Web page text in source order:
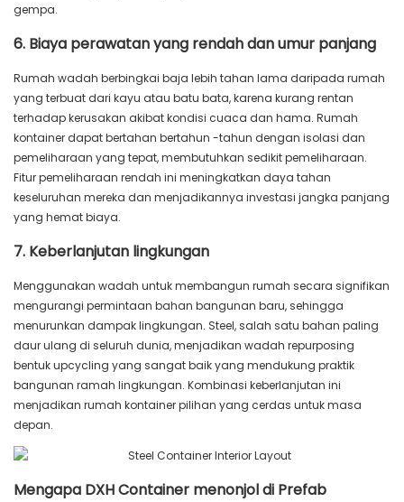
gempa.
6. Biaya perawatan yang rendah dan umur panjang
Rumah wadah berbingkai baja lebih tahan lama daripada rumah
yang terbuat dari kayu atau batu bata, karena kurang rentan
terhadap kerusakan akibat kondisi cuaca dan hama. Rumah
kontainer dapat bertahan bertahun -tahun dengan isolasi dan
pemeliharaan yang tepat, membutuhkan sedikit pemeliharaan.
Fitur pemeliharaan rendah ini meningkatkan daya tahan
keseluruhan mereka dan menjadikannya investasi jangka panjang
yang hemat biaya.
7. Keberlanjutan lingkungan
Menggunakan wadah untuk membangun rumah secara signifikan
mengurangi permintaan bahan bangunan baru, sehingga
menurunkan dampak lingkungan. Steel, salah satu bahan paling
daur ulang di seluruh dunia, menjadikan wadah repurposing
bentuk upcycling yang sangat baik yang mendukung praktik
bangunan ramah lingkungan. Kombinasi keberlanjutan ini
menjadikan rumah kontainer pilihan yang cerdas untuk masa
depan.
Mengapa DXH Container menonjol di Prefab